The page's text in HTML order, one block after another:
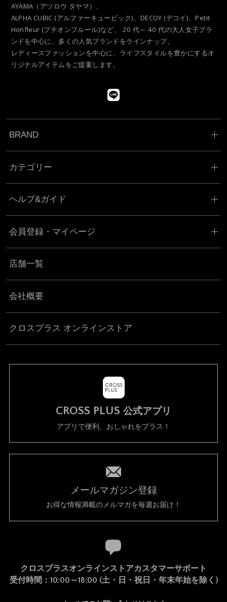
AYAMA（アツロウ タヤマ）、
ALPHA CUBIC (アルファーキュービック)、DECOY (デコイ)、Petit
Honfleur (プチオンフルール)など、 20 代～ 40 代の大人女子ブラ
ンドを中心に、多くの人気ブランドをラインナップ。
レディースファッションを中心に、ライフスタイルを豊かにするオ
リジナルアイテムをご提案します。
BRAND
カテゴリー
ヘルプ&ガイド
会員登録・マイページ
店舗一覧
会社概要
クロスプラス オンラインストア
CROSS PLUS 公式アプリ
アプリで便利、おしゃれをプラス！
メールマガジン登録
お得な情報満載のメルマガを毎週お届け！
クロスプラスオンラインストアカスタマーサポート
受付時間：10:00～18:00 (土・日・祝日・年末年始を除く)